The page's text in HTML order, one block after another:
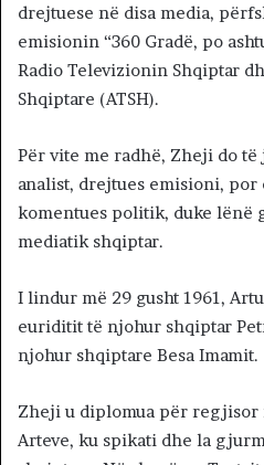
drejtuese në disa media,
emisionin “360 Gradë, po
Radio Televizionin Shqiptar
Shqiptare (ATSH).
Për vite me radhë, Zheji do
analist, drejtues emisioni,
komentues politik, duke lënë
mediatik shqiptar.
I lindur më 29 gusht 1961,
euriditit të njohur shqiptar
njohur shqiptare Besa Imamit.
Zheji u diplomua për regjisor
Arteve, ku spikati dhe la